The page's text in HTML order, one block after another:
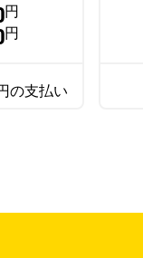
円
円
の支払い